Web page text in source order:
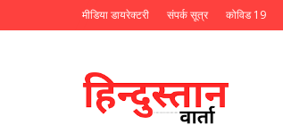
मीडिया डायरेक्टरी संपर्क सूत्र कोविड 19